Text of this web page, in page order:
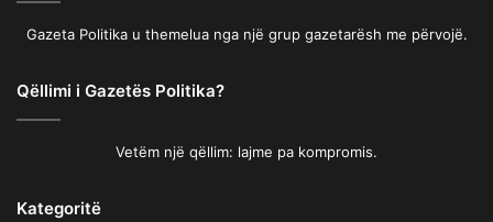
Gazeta Politika u themelua nga një grup gazetarësh me përvojë.
Qëllimi i Gazetës Politika?
Vetëm një qëllim: lajme pa kompromis.
Kategoritë